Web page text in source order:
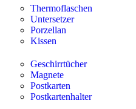
Thermoflaschen
Untersetzer
Porzellan
Kissen
Geschirrtücher
Magnete
Postkarten
Postkartenhalter